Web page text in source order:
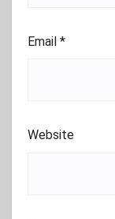
Email *
Website